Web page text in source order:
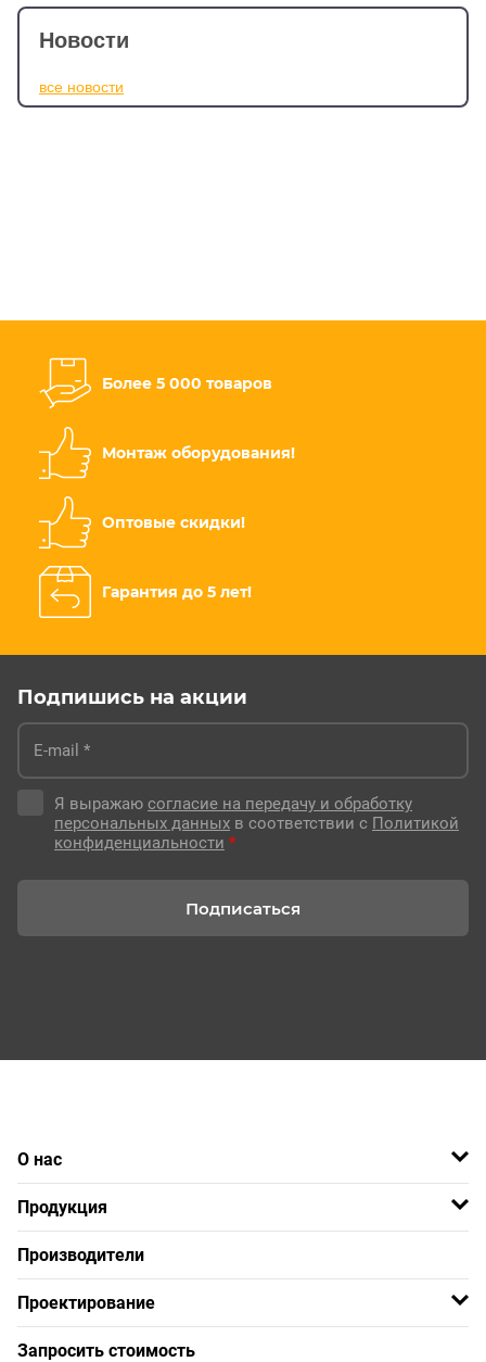
Новости
все новости
Более 5 000 товаров
Монтаж оборудования!
Оптовые скидки!
Гарантия до 5 лет!
Подпишись на акции
Я выражаю согласие на передачу и обработку
персональных данных в соответствии с Политикой
конфиденциальности *
Подписаться
О нас
Продукция
Производители
Проектирование
Запросить стоимость